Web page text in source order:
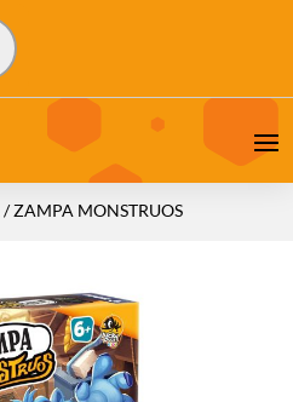
/ ZAMPA MONSTRUOS